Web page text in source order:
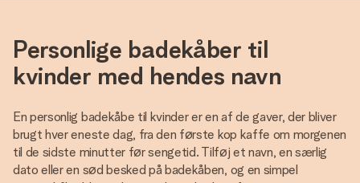
Personlige badekåber til
kvinder med hendes navn
En personlig badekåbe til kvinder er en af de gaver, der bliver
brugt hver eneste dag, fra den første kop kaffe om morgenen
til de sidste minutter før sengetid. Tilføj et navn, en særlig
dato eller en sød besked på badekåben, og en simpel